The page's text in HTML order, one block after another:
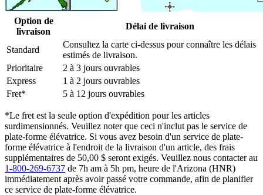
Option de
livraison
Délai de livraison
Standard
Consultez la carte ci-dessus pour connaître les délais
estimés de livraison.
Prioritaire
2 à 3 jours ouvrables
Express
1 à 2 jours ouvrables
Fret*
5 à 12 jours ouvrables
*Le fret est la seule option d'expédition pour les articles
surdimensionnés. Veuillez noter que ceci n'inclut pas le service de
plate-forme élévatrice. Si vous avez besoin d'un service de plate-
forme élévatrice à l'endroit de la livraison d'un article, des frais
supplémentaires de 50,00 $ seront exigés. Veuillez nous contacter au
1-800-269-6737 de 7h am à 5h pm, heure de l'Arizona (HNR)
immédiatement après avoir passé votre commande, afin de planifier
ce service de plate-forme élévatrice.